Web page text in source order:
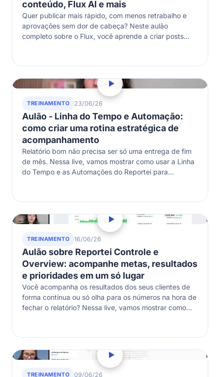
conteúdo, Flux AI e mais
Quer publicar mais rápido, com menos retrabalho e
aprovações sem dor de cabeça? Neste aulão
completo sobre o Flux, você aprende a criar posts
TREINAMENTO 23/06/26
Aulão - Linha do Tempo e Automação:
como criar uma rotina estratégica de
acompanhamento
Relatório bom não precisa ser só uma entrega de fim
de mês. Nessa live, vamos mostrar como usar a Linha
do Tempo e as Automações do Reportei para…
TREINAMENTO 16/06/26
Aulão sobre Reportei Controle e
Overview: acompanhe metas, resultados
e prioridades em um só lugar
Você acompanha os resultados dos seus clientes de
forma contínua ou só olha para os números na hora de
fechar o relatório? Nessa live, vamos mostrar como
TREINAMENTO 09/06/26